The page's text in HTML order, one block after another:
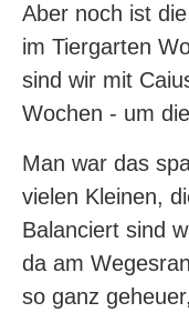
Aber noch ist
im Tiergarten
sind wir mit
Wochen - um
Man war das
vielen Kleinen,
Balanciert sind
da am
so ganz